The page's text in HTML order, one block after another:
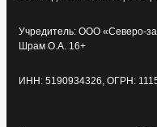
Учредитель: ООО «Северо-
Шрам О.А. 16+
ИНН: 5190934326, ОГРН: